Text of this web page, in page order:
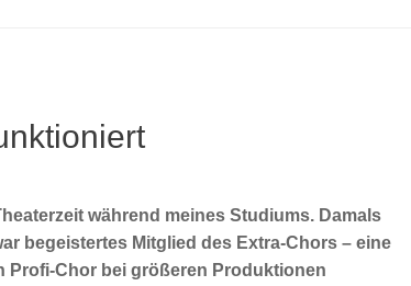
während meines Studiums. Damals
begeistertes Mitglied des Extra-Chors – eine
Profi-Chor bei größeren Produktionen